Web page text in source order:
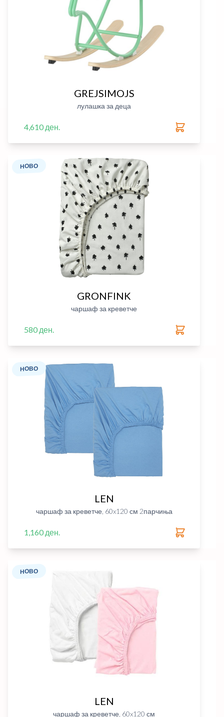
GREJSIMOJS
лулашка за деца
4,610 ден.
НОВО
GRONFINK
чаршаф за креветче
580 ден.
НОВО
LEN
чаршаф за креветче, 60x120 см 2парчиња
1,160 ден.
НОВО
LEN
чаршаф за креветче, 60x120 см